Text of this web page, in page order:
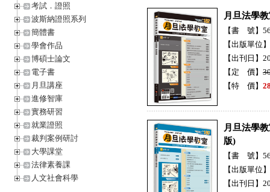
考試．證照
波斯納證照系列
簡體書
學會作品
博碩士論文
電子書
月旦講座
進修智庫
實務研習
就業證照
裁判案例研討
大學課堂
法律素養課
人文社會科學
月旦法學
【書 號】
【出版單位
【出刊日】
【定 價】
【特 價】
月旦法學
版)
【書 號】
【出版單位
【出刊日】